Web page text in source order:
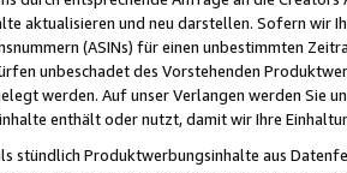
aktualisieren und neu darstellen. Sofern wir
(ASINs) für einen unbestimmten
unbeschadet des Vorstehenden
werden. Auf unser Verlangen werden Sie
enthält oder nutzt, damit wir Ihre
stündlich Produktwerbungsinhalte aus